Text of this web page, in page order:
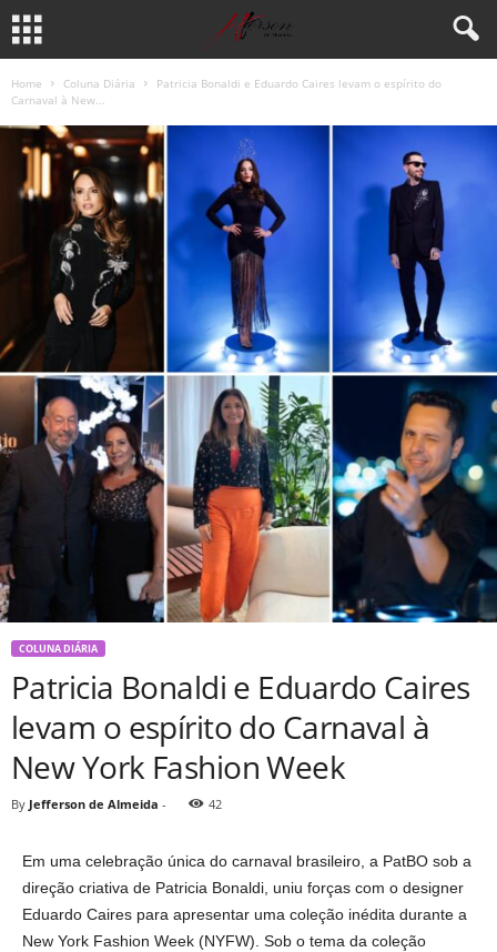
Home Coluna Diária
Patricia Bonaldi e Eduardo Caires levam o espírito do
Carnaval à New...
COLUNA DIÁRIA
Patricia Bonaldi e Eduardo Caires
levam o espírito do Carnaval à
New York Fashion Week
By Jefferson de Almeida - 42
Em uma celebração única do carnaval brasileiro, a PatBO sob a
direção criativa de Patricia Bonaldi, uniu forças com o designer
Eduardo Caires para apresentar uma coleção inédita durante a
New York Fashion Week (NYFW). Sob o tema da coleção